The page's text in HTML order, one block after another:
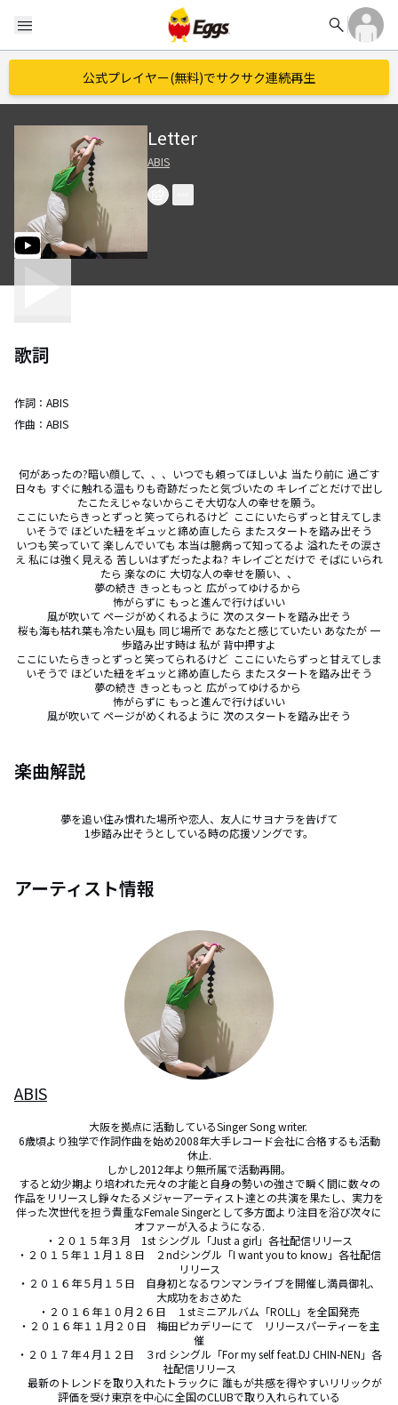
menu search
公式プレイヤー(無料)でサクサク連続再生
Letter
ABIS
歌詞
作詞： ABIS
作曲： ABIS
何があったの?暗い顔して、、、いつでも頼ってほしいよ 当たり前に 過ごす
日々も すぐに触れる温もりも奇跡だったと気づいたの キレイごとだけで出し
たこたえじゃないからこそ大切な人の幸せを願う。
ここにいたらきっとずっと笑ってられるけど  ここにいたらずっと甘えてしま
いそうで ほどいた紐をギュッと締め直したら またスタートを踏み出そう
いつも笑っていて 楽しんでいても 本当は臆病って知ってるよ 溢れたその涙さ
え 私には強く見える 苦しいはずだったよね? キレイごとだけで そばにいられ
たら 楽なのに 大切な人の幸せを願い、、
夢の続き きっともっと 広がってゆけるから
怖がらずに もっと進んで行けばいい
風が吹いて ページがめくれるように 次のスタートを踏み出そう
桜も海も枯れ葉も冷たい風も 同じ場所で あなたと感じていたい あなたが 一
歩踏み出す時は 私が 背中押すよ
ここにいたらきっとずっと笑ってられるけど  ここにいたらずっと甘えてしま
いそうで ほどいた紐をギュッと締め直したら またスタートを踏み出そう
夢の続き きっともっと 広がってゆけるから
怖がらずに もっと進んで行けばいい
風が吹いて ページがめくれるように 次のスタートを踏み出そう
楽曲解説
夢を追い住み慣れた場所や恋人、友人にサヨナラを告げて
1歩踏み出そうとしている時の応援ソングです。
アーティスト情報
ABIS
大阪を拠点に活動しているSinger Song writer.
6歳頃より独学で作詞作曲を始め2008年大手レコード会社に合格するも活動
休止.
しかし2012年より無所属で活動再開。
すると幼少期より培われた元々の才能と自身の勢いの強さで瞬く間に数々の
作品をリリースし錚々たるメジャーアーティスト達との共演を果たし、実力を
伴った次世代を担う貴重なFemale Singerとして多方面より注目を浴び次々に
オファーが入るようになる.
・２０１５年３月　1st シングル「Just a girl」各社配信リリース
・２０１５年１１月１８日　２ndシングル「I want you to know」各社配信
リリース
・２０１６年５月１５日　自身初となるワンマンライブを開催し満員御礼、
大成功をおさめた
・２０１６年１０月２６日　１stミニアルバム「ROLL」を全国発売
・２０１６年１１月２０日　梅田ピカデリーにて　リリースパーティーを主
催
・２０１７年４月１２日　３rd シングル「For my self feat.DJ CHIN-NEN」各
社配信リリース
最新のトレンドを取り入れたトラックに 誰もが共感を得やすいリリックが
評価を受け東京を中心に全国のCLUBで取り入れられている